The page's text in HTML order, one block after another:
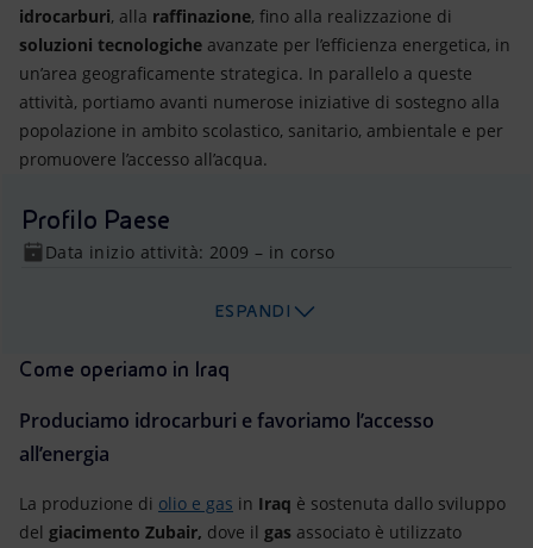
idrocarburi, alla raffinazione, fino alla realizzazione di
soluzioni tecnologiche avanzate per l’efficienza energetica, in
un’area geograficamente strategica. In parallelo a queste
attività, portiamo avanti numerose iniziative di sostegno alla
popolazione in ambito scolastico, sanitario, ambientale e per
promuovere l’accesso all’acqua.
Profilo Paese
Data inizio attività: 2009 – in corso
ESPANDI
Come operiamo in Iraq
Produciamo idrocarburi e favoriamo l’accesso
all’energia
La produzione di olio e gas in Iraq è sostenuta dallo sviluppo
del giacimento Zubair, dove il gas associato è utilizzato